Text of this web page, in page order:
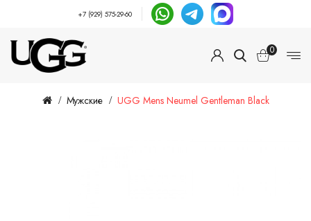
+7 (929) 575-29-60
0
Мужские UGG Mens Neumel Gentleman Black